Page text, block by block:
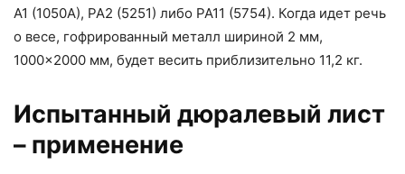
A1 (1050A), PA2 (5251) либо PA11 (5754). Когда идет речь
о весе, гофрированный металл шириной 2 мм,
1000×2000 мм, будет весить приблизительно 11,2 кг.
Испытанный дюралевый лист
– применение